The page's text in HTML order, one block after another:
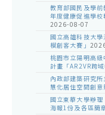
教育部國民及學
年度健康促進學
2026-08-07
國立高雄科技大
模創客大賽」
桃園市立陽明高
計畫「AR2VR跨
內政部建築研究
慧化居住空間創
國立東華大學辦
海報1份及各區簡